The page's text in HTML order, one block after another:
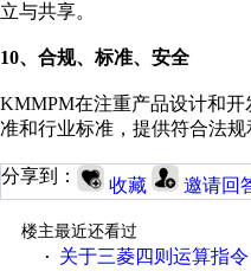
立与共享。
10、合规、标准、安全
KMMPM在注重产品设计和
准和行业标准，提供符合法
分享到： 收藏 邀请回
楼主最近还看过
·
关于三菱四则运算指令